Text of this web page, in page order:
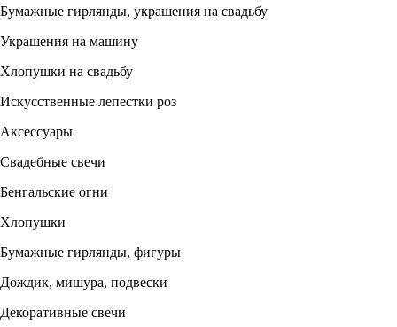
Бумажные гирлянды, украшения на свадьбу
Украшения на машину
Хлопушки на свадьбу
Искусственные лепестки роз
Аксессуары
Свадебные свечи
Бенгальские огни
Хлопушки
Бумажные гирлянды, фигуры
Дождик, мишура, подвески
Декоративные свечи